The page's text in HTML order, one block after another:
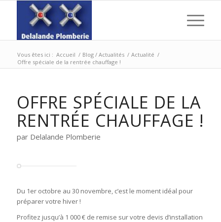
Vous êtes ici : Accueil / Blog / Actualités / Actualité /
Offre spéciale de la rentrée chauffage !
OFFRE SPÉCIALE DE LA
RENTRÉE CHAUFFAGE !
par Delalande Plomberie
Du 1er octobre au 30 novembre, c’est le moment idéal pour
préparer votre hiver !
Profitez jusqu’à 1 000 € de remise sur votre devis d’installation